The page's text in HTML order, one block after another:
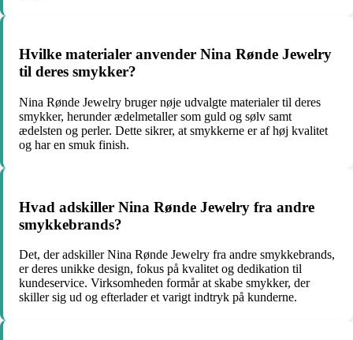
Hvilke materialer anvender Nina Rønde Jewelry
til deres smykker?
Nina Rønde Jewelry bruger nøje udvalgte materialer til deres
smykker, herunder ædelmetaller som guld og sølv samt
ædelsten og perler. Dette sikrer, at smykkerne er af høj kvalitet
og har en smuk finish.
Hvad adskiller Nina Rønde Jewelry fra andre
smykkebrands?
Det, der adskiller Nina Rønde Jewelry fra andre smykkebrands,
er deres unikke design, fokus på kvalitet og dedikation til
kundeservice. Virksomheden formår at skabe smykker, der
skiller sig ud og efterlader et varigt indtryk på kunderne.